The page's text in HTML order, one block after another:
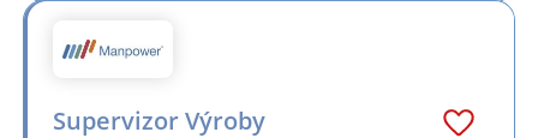
Supervizor Výroby